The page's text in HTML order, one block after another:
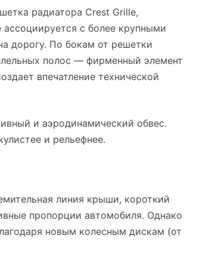
радиатора Crest Grille,
с более крупными
дорогу. По бокам от решетки
полос — фирменный элемент
впечатление технической
и аэродинамический обвес.
и рельефнее.
линия крыши, короткий
пропорции автомобиля. Однако
новым колесным дискам (от